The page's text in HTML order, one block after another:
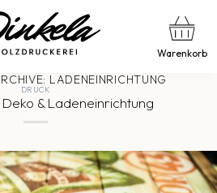
Warenkorb
LADENEINRICHTUNG
DRUCK
& Ladeneinrichtung